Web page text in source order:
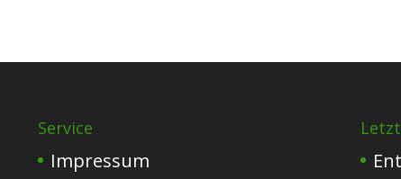
Service
Impressum